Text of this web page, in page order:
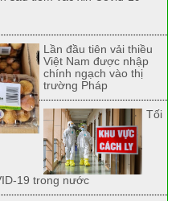
Lần đầu tiên vải thiều
Việt Nam được nhập
chính ngạch vào thị
trường Pháp
Tối
19 trong nước